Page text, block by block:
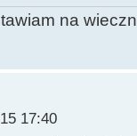
na
17:40